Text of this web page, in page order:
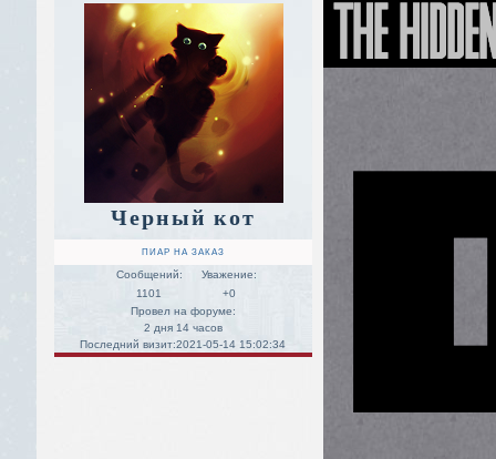
Черный кот
ПИАР НА ЗАКАЗ
Сообщений:
1101
Уважение:
+0
Провел на форуме:
2 дня 14 часов
Последний визит:2021-05-14 15:02:34